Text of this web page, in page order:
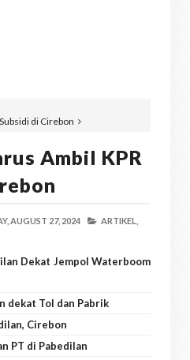
di Cirebon
Ambil KPR
AUGUST 27, 2024 ARTIKEL,
Dekat Jempol Waterboom
dekat Tol dan Pabrik
Cirebon
PT di Pabedilan